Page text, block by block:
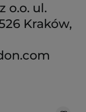
o.o. ul.
Kraków,